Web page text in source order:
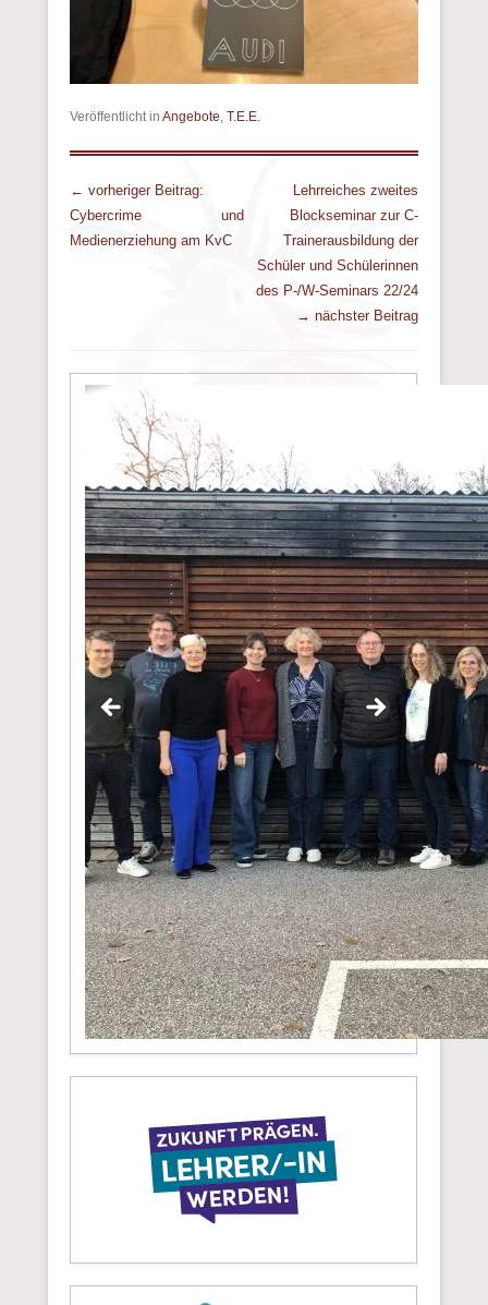
Veröffentlicht in Angebote, T.E.E.
Beitrags Übersicht
← vorheriger Beitrag:
Cybercrime und
Medienerziehung am KvC
Lehrreiches zweites
Blockseminar zur C-
Trainerausbildung der
Schüler und Schülerinnen
des P-/W-Seminars 22/24
→ nächster Beitrag